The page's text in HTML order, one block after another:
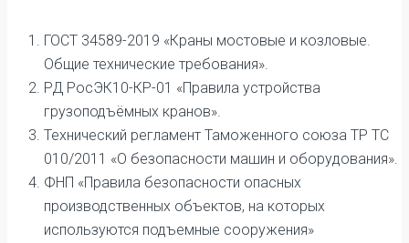
ГОСТ 34589-2019 «Краны мостовые и козловые.
Общие технические требования».
РД РосЭК10-КР-01 «Правила устройства
грузоподъёмных кранов».
Технический регламент Таможенного союза ТР ТС
010/2011 «О безопасности машин и оборудования».
ФНП «Правила безопасности опасных
производственных объектов, на которых
используются подъемные сооружения»